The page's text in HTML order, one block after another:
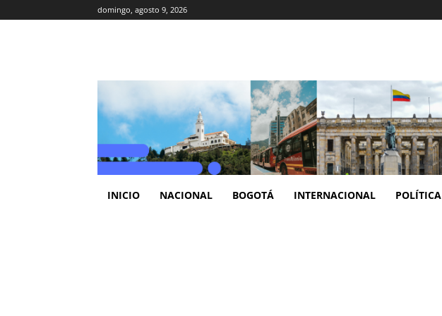
domingo, agosto 9, 2026
INICIO NACIONAL BOGOTÁ INTERNACIONAL POLÍTICA